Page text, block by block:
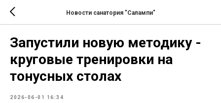
Новости санатория "Салампи"
Запустили новую методику -
круговые тренировки на
тонусных столах
2026-06-01 16:34